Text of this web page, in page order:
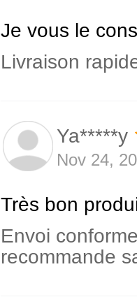
Je vous le
Livraison
Ya*****y
Nov 24,
Très bon
Envoi
recommande